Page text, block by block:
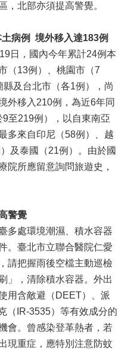
，北部亦須提高警覺。
病例 境外移入達183例
日，國內今年累計24例本
（13例）、桃園市（7
及台北市（各1例），尚
外移入210例，為近6年同
至219例），以自東南亞
多來自印尼（58例）、越
及泰國（21例）。由於國
院所應留意詢問旅遊史，
警覺
多處環境潮濕、積水容器
。臺北市立聯合醫院仁愛
請把握雨後空檔主動巡檢
」，清除積水容器。外出
用含敵避（DEET）、派
（IR-3535）等有效成分的
會。曾感染登革熱者，若
現重症，應特別注意防蚊